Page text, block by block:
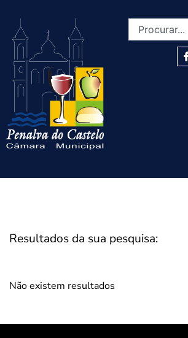
Resultados da sua pesquisa:
Não existem resultados